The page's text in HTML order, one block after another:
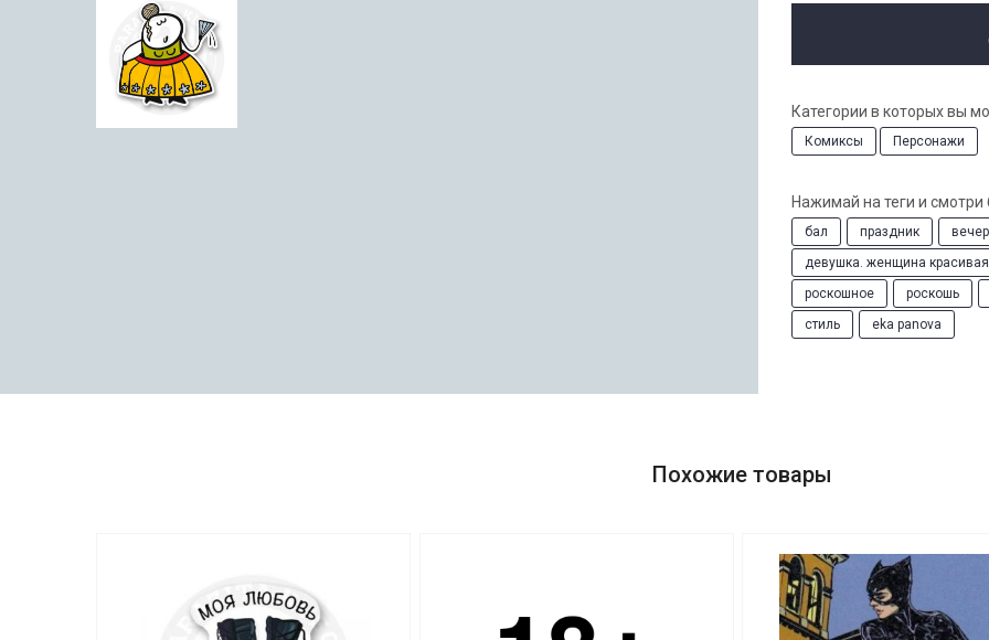
Категории в которых вы
Комиксы Персонажи
Нажимай на теги и
бал праздник
девушка. женщина красивая
роскошное
роскошь
стиль
eka panova
Похожие товары